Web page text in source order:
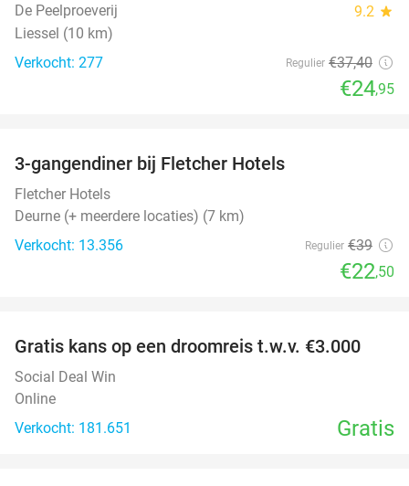
De Peelproeverij 9.2 star
Liessel (10 km)
Verkocht: 277
Regulier €37,40
€24,95
3-gangendiner bij Fletcher Hotels
Fletcher Hotels
Deurne (+ meerdere locaties) (7 km)
Verkocht: 13.356
Regulier €39
€22,50
Gratis kans op een droomreis t.w.v. €3.000
Social Deal Win
Online
Verkocht: 181.651
Gratis